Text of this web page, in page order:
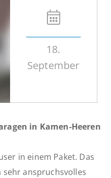
18.
September
in Kamen-Heeren
in einem Paket. Das
sehr anspruchsvolles